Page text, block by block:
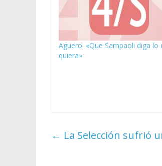
Aguero: «Que Sampaoli diga lo
quiera»
← La Selección sufrió